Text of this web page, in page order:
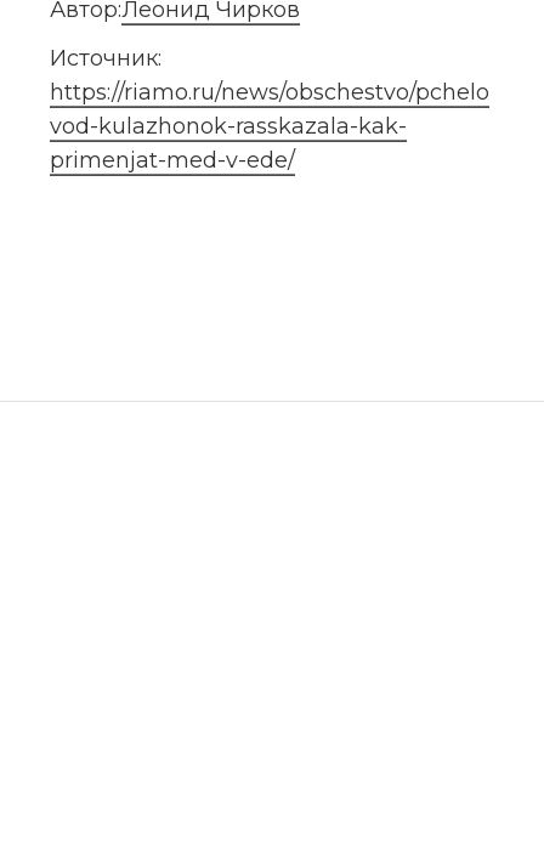
Автор:Леонид Чирков
https://riamo.ru/news/obschestvo/pchelo
vod-kulazhonok-rasskazala-kak-
primenjat-med-v-ede/